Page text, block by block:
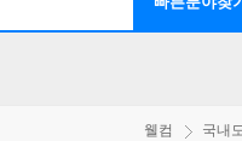
웰컴 국내